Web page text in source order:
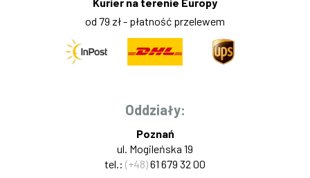
od 79 zł - płatność przelewem
Oddziały:
Poznań
ul. Mogileńska 19
tel.: (+48)61 679 32 00